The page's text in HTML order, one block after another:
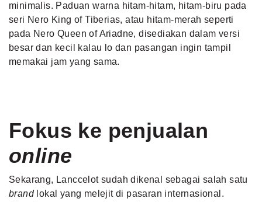
minimalis. Paduan warna hitam-hitam, hitam-biru pada
seri Nero King of Tiberias, atau hitam-merah seperti
pada Nero Queen of Ariadne, disediakan dalam versi
besar dan kecil kalau lo dan pasangan ingin tampil
memakai jam yang sama.
Fokus ke penjualan
online
Sekarang, Lanccelot sudah dikenal sebagai salah satu
brand lokal yang melejit di pasaran internasional.